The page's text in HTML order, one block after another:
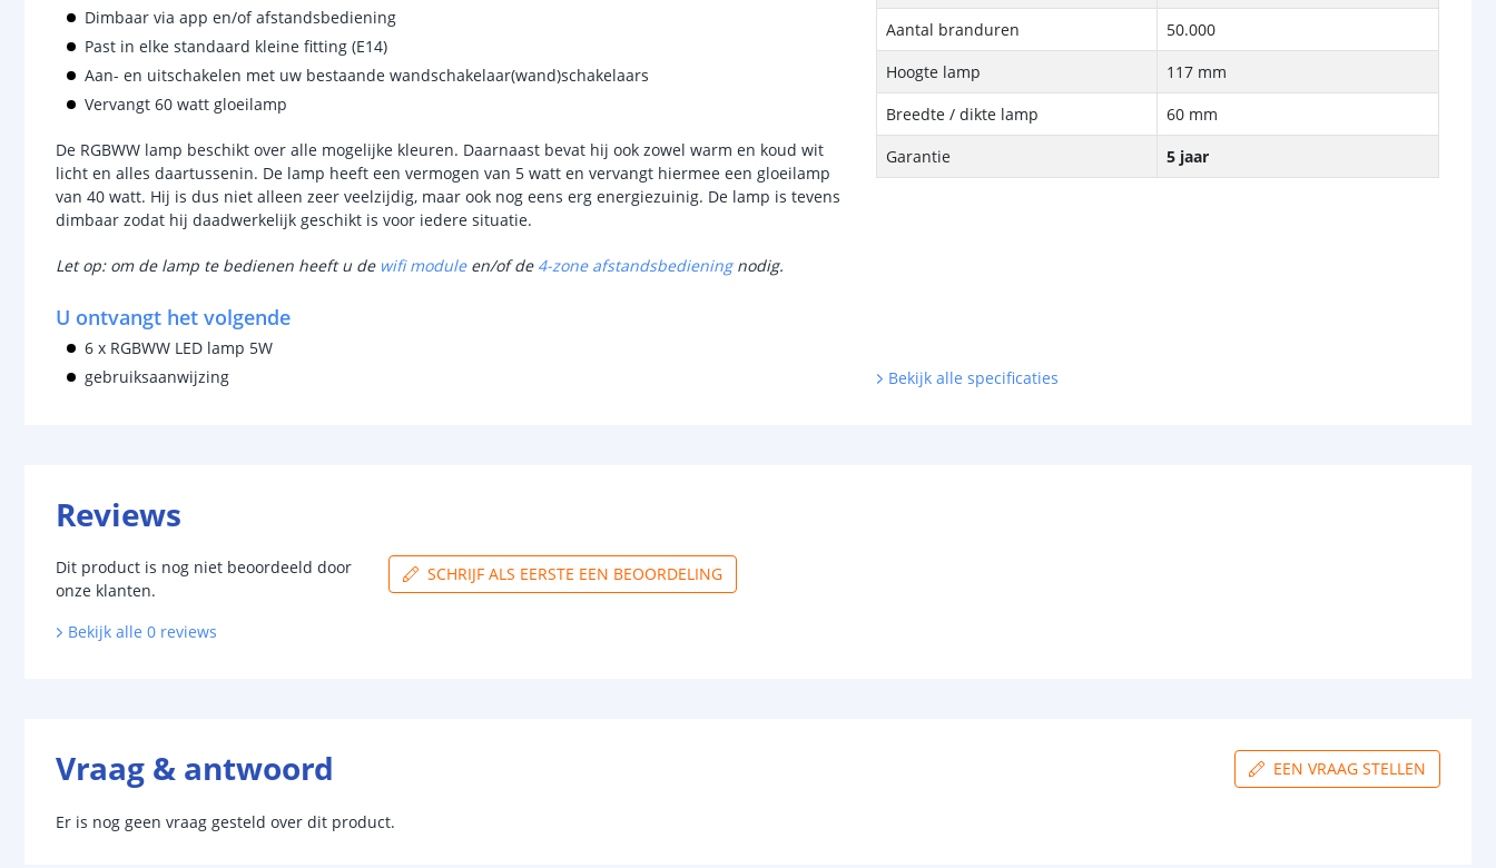
Dimbaar via app en/of afstandsbediening
Past in elke standaard kleine fitting (E14)
Aan- en uitschakelen met uw bestaande wandschakelaar(wand)schakelaars
Vervangt 60 watt gloeilamp
De RGBWW lamp beschikt over alle mogelijke kleuren. Daarnaast bevat hij ook zowel warm en koud wit
licht en alles daartussenin. De lamp heeft een vermogen van 5 watt en vervangt hiermee een gloeilamp
van 40 watt. Hij is dus niet alleen zeer veelzijdig, maar ook nog eens erg energiezuinig. De lamp is tevens
dimbaar zodat hij daadwerkelijk geschikt is voor iedere situatie.
Let op: om de lamp te bedienen heeft u de wifi moduleen/of de 4-zone afstandsbedieningnodig.
U ontvangt het volgende
6 x RGBWW LED lamp 5W
gebruiksaanwijzing
Aantal branduren
50.000
Hoogte lamp
117 mm
Breedte / dikte lamp
60 mm
Garantie
5 jaar
Bekijk alle specificaties
Reviews
Dit product is nog niet beoordeeld door
onze klanten.
SCHRIJF ALS EERSTE EEN BEOORDELING
Bekijk alle 0 reviews
Vraag & antwoord EEN VRAAG STELLEN
Er is nog geen vraag gesteld over dit product.